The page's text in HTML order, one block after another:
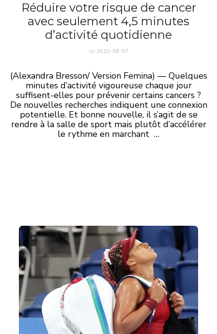
Réduire votre risque de cancer
avec seulement 4,5 minutes
d’activité quotidienne
on 2023-08-07
(Alexandra Bresson/ Version Femina) — Quelques
minutes d’activité vigoureuse chaque jour
suffisent-elles pour prévenir certains cancers ?
De nouvelles recherches indiquent une connexion
potentielle. Et bonne nouvelle, il s’agit de se
rendre à la salle de sport mais plutôt d’accélérer
le rythme en marchant …